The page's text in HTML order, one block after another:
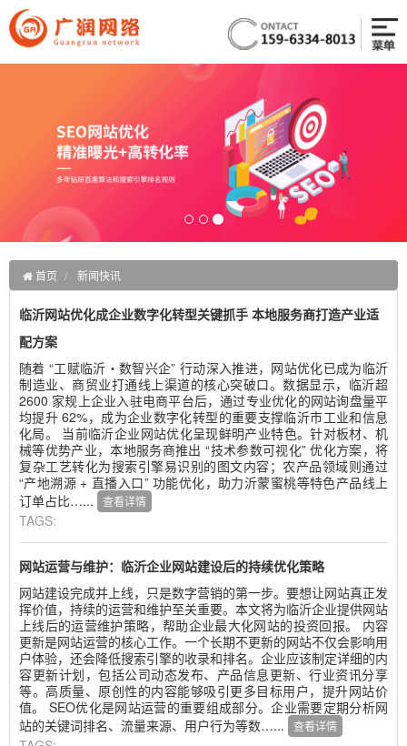
首页 新闻快讯
临沂网站优化成企业数字化转型关键抓手 本地服务商打造产业适
配方案
随着 “工赋临沂・数智兴企” 行动深入推进，网站优化已成为临沂
制造业、商贸业打通线上渠道的核心突破口。数据显示，临沂超
2600 家规上企业入驻电商平台后，通过专业优化的网站询盘量平
均提升 62%，成为企业数字化转型的重要支撑临沂市工业和信息
化局。 当前临沂企业网站优化呈现鲜明产业特色。针对板材、机
械等优势产业，本地服务商推出 “技术参数可视化” 优化方案，将
复杂工艺转化为搜索引擎易识别的图文内容；农产品领域则通过
“产地溯源 + 直播入口” 功能优化，助力沂蒙蜜桃等特色产品线上
订单占比…...
查看详情
TAGS:
网站运营与维护：临沂企业网站建设后的持续优化策略
网站建设完成并上线，只是数字营销的第一步。要想让网站真正发
挥价值，持续的运营和维护至关重要。本文将为临沂企业提供网站
上线后的运营维护策略，帮助企业最大化网站的投资回报。 内容
更新是网站运营的核心工作。一个长期不更新的网站不仅会影响用
户体验，还会降低搜索引擎的收录和排名。企业应该制定详细的内
容更新计划，包括公司动态发布、产品信息更新、行业资讯分享
等。高质量、原创性的内容能够吸引更多目标用户，提升网站价
值。 SEO优化是网站运营的重要组成部分。企业需要定期分析网
站的关键词排名、流量来源、用户行为等数…...
查看详情